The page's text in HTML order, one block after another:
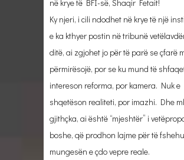
në krye të BFI-së, Shaqir Fetait!
Ky njeri, i cili ndodhet në krye të një
e ka kthyer postin në tribunë
ditë, ai zgjohet jo për të parë se çfarë
përmirësojë, por se ku mund të
intereson reforma, por kamera. Nuk e
shqetëson realiteti, por imazhi. Dhe
gjithçka, ai është “mjeshtër” i
boshe, që prodhon lajme për të
mungesën e çdo vepre reale.